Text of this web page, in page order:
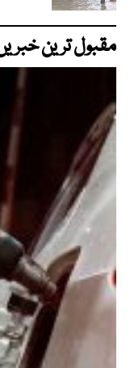
مقبول ترین